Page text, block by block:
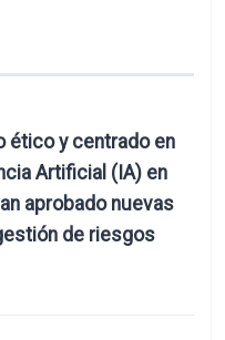
ético y centrado en
Artificial (IA) en
aprobado nuevas
de riesgos